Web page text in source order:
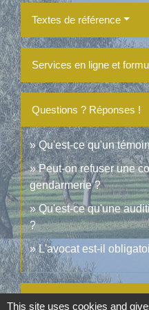
Textes de référence
Services en ligne et
Questions ? Réponses !
Qu'est-ce qu'un
Peut-on refuser une
gendarmerie ?
Qu'est-ce qu'une
?
L'avocat est-il
Et aussi
This site uses cookies and